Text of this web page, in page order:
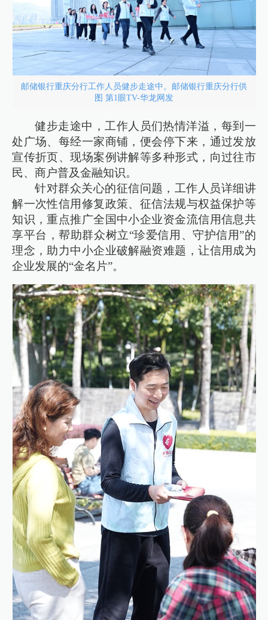
邮储银行重庆分行工作人员健步走途中。邮储银行重庆分行供
图 第1眼TV-华龙网发
健步走途中，工作人员们热情洋溢，每到一
处广场、每经一家商铺，便会停下来，通过发放
宣传折页、现场案例讲解等多种形式，向过往市
民、商户普及金融知识。
针对群众关心的征信问题，工作人员详细讲
解一次性信用修复政策、征信法规与权益保护等
知识，重点推广全国中小企业资金流信用信息共
享平台，帮助群众树立“珍爱信用、守护信用”的
理念，助力中小企业破解融资难题，让信用成为
企业发展的“金名片”。